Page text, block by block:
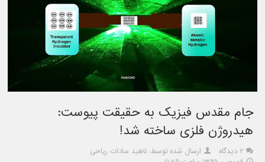
جام مقدس فیزیک به حقیقت پیوست:
هیدروژن فلزی ساخته شد!
۲ دیدگاه
ارسال شده توسط: ناهید سادات ریاحی